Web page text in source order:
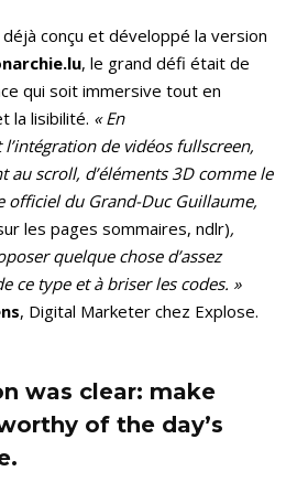
conçu et développé la version
, le grand défi était de
qui soit immersive tout en
la lisibilité. « En
de vidéos fullscreen,
au scroll, d’éléments 3D comme le
officiel du Grand-Duc Guillaume,
les pages sommaires, ndlr),
quelque chose d’assez
ce type et à briser les codes. »
, Digital Marketer chez Explose.
was clear: make
of the day’s